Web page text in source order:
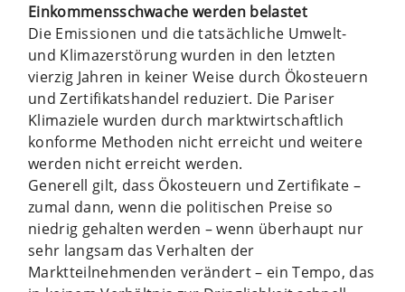
Einkommensschwache werden belastet
Die Emissionen und die tatsächliche Umwelt-
und Klimazerstörung wurden in den letzten
vierzig Jahren in keiner Weise durch Ökosteuern
und Zertifikatshandel reduziert. Die Pariser
Klimaziele wurden durch marktwirtschaftlich
konforme Methoden nicht erreicht und weitere
werden nicht erreicht werden.
Generell gilt, dass Ökosteuern und Zertifikate –
zumal dann, wenn die politischen Preise so
niedrig gehalten werden – wenn überhaupt nur
sehr langsam das Verhalten der
Marktteilnehmenden verändert – ein Tempo, das